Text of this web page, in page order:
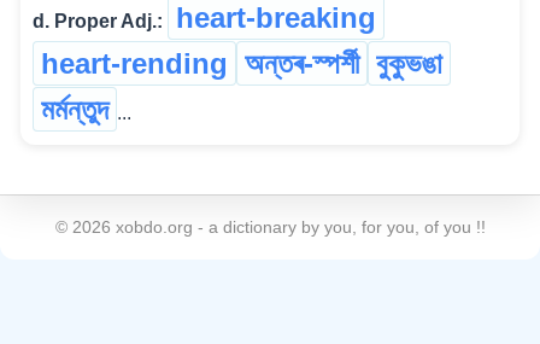
d. Proper Adj.:
heart-breaking
heart-rending অন্তৰ-স্পৰ্শী বুকুভঙা
মৰ্মন্তুদ ...
© 2026 xobdo.org - a dictionary by you, for you, of you !!